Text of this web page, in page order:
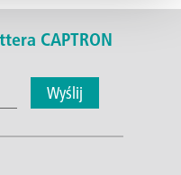
CAPTRON
Wyślij